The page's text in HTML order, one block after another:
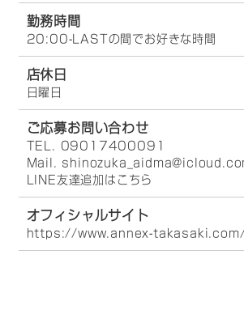
勤務時間
20:00-LASTの間でお好きな時間
店休日
日曜日
ご応募お問い合わせ
TEL. 09017400091
Mail.
LINE友達追加はこちら
オフィシャルサイト
https://www.annex-takasaki.com/